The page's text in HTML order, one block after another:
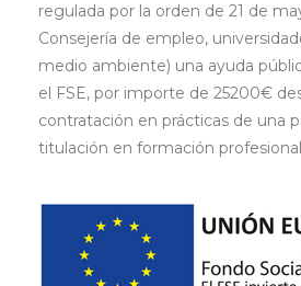
regulada por la orden de 21 de
Consejería de empleo,
medio ambiente) una ayuda
el FSE, por importe de 25200€
contratación en prácticas de una
titulación en formación